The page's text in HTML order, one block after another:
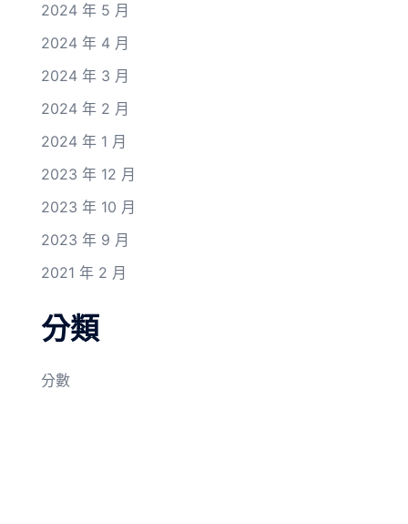
2024 年 5 月
2024 年 4 月
2024 年 3 月
2024 年 2 月
2024 年 1 月
2023 年 12 月
2023 年 10 月
2023 年 9 月
2021 年 2 月
分類
分數